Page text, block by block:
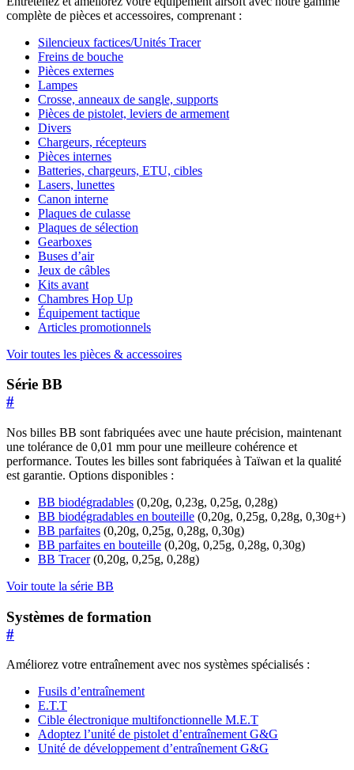
complète de pièces et accessoires, comprenant :
Silencieux factices/Unités Tracer
Freins de bouche
Pièces externes
Lampes
Crosse, anneaux de sangle, supports
Pièces de pistolet, leviers de armement
Divers
Chargeurs, récepteurs
Pièces internes
Batteries, chargeurs, ETU, cibles
Lasers, lunettes
Canon interne
Plaques de culasse
Plaques de sélection
Gearboxes
Buses d’air
Jeux de câbles
Kits avant
Chambres Hop Up
Équipement tactique
Articles promotionnels
Voir toutes les pièces & accessoires
Série BB
#
Nos billes BB sont fabriquées avec une haute précision, maintenant
une tolérance de 0,01 mm pour une meilleure cohérence et
performance. Toutes les billes sont fabriquées à Taïwan et la qualité
est garantie. Options disponibles :
BB biodégradables (0,20g, 0,23g, 0,25g, 0,28g)
BB biodégradables en bouteille (0,20g, 0,25g, 0,28g, 0,30g+)
BB parfaites (0,20g, 0,25g, 0,28g, 0,30g)
BB parfaites en bouteille (0,20g, 0,25g, 0,28g, 0,30g)
BB Tracer(0,20g, 0,25g, 0,28g)
Voir toute la série BB
Systèmes de formation
#
Améliorez votre entraînement avec nos systèmes spécialisés :
Fusils d’entraînement
E.T.T
Cible électronique multifonctionnelle M.E.T
Adoptez l’unité de pistolet d’entraînement G&G
Unité de développement d’entraînement G&G